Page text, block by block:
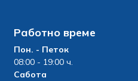
Работно време
Пон. - Петок
08:00 - 19:00 ч.
Сабота